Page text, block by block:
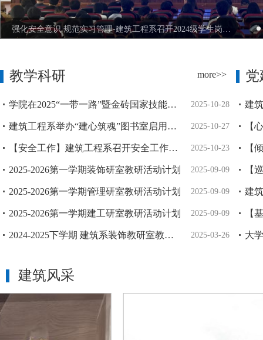
强化安全意识 规范实习管理-建筑工程系召开2024级学生岗位实习动员部署会
教学科研 more>>
学院在2025“一带一路”暨金砖国家技能发展与技术创新大赛全国总决赛中荣获一等奖 2025-10-28
建筑工程系举办“建心筑魂”图书室启用仪式 2025-10-27
【安全工作】建筑工程系召开安全工作专题会议 2025-10-23
2025-2026第一学期装饰研室教研活动计划 2025-09-09
2025-2026第一学期管理研室教研活动计划 2025-09-09
2025-2026第一学期建工研室教研活动计划 2025-09-09
2024-2025下学期 建筑系装饰教研室教研活动计划表 2025-03-26
党
大
建筑风采